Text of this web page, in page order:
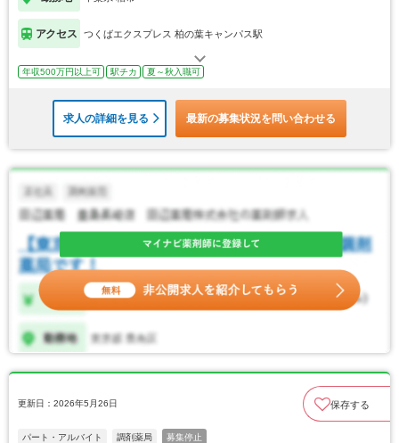
アクセス つくばエクスプレス 柏の葉キャンパス駅
年収500万円以上可 駅チカ 夏～秋入職可
求人の詳細を見る 最新の募集状況を問い合わせる
更新日：2026年5月26日 保存する
パート・アルバイト 調剤薬局 募集停止